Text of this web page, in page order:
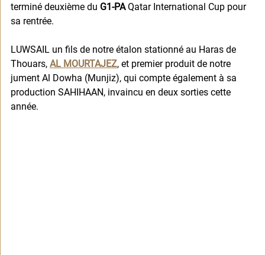
terminé deuxième du G1-PA Qatar International Cup pour
sa rentrée.
LUWSAIL un fils de notre étalon stationné au Haras de
Thouars, AL MOURTAJEZ, et premier produit de notre
jument Al Dowha (Munjiz), qui compte également à sa
production SAHIHAAN, invaincu en deux sorties cette
année.